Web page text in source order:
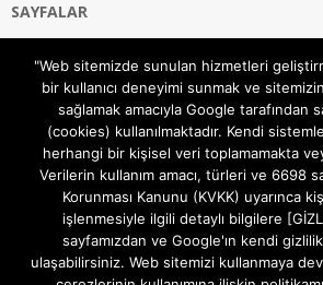
SAYFALAR
Gizlilik ve Çerezler (Cookies) Politikası
Hakkımızda
İletişim Kanalları
MODEM KURULUM
TEKNİK DESTEK
TELEVİZYON SİSTEMLERİ
"Web sitemizde sunulan hizmetleri
bir kullanıcı deneyimi sunmak ve sitemizin
sağlamak amacıyla Google tarafından
(cookies) kullanılmaktadır. Kendi
herhangi bir kişisel veri toplamamakta
Verilerin kullanım amacı, türleri ve 6698
Korunması Kanunu (KVKK) uyarınca
işlenmesiyle ilgili detaylı bilgilere
sayfamızdan ve Google'ın kendi
ulaşabilirsiniz. Web sitemizi kullanmaya